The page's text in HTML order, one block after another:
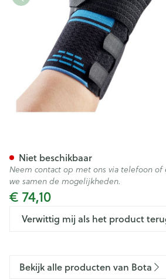
€ 74,10
Verwittig mij als het product
Niet beschikbaar
Neem contact op met ons via telefoon
we samen de mogelijkheden.
Bekijk alle producten van Bota